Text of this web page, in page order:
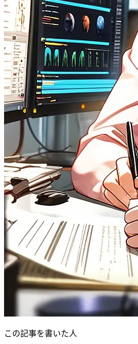
この記事を書いた人